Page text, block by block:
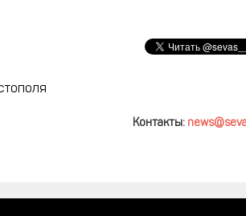
Контакты: